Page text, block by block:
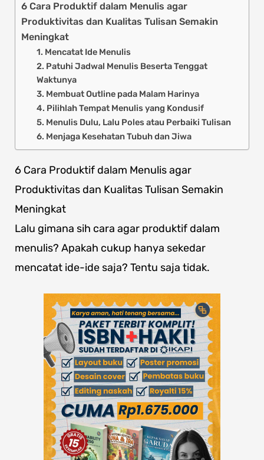
6 Cara Produktif dalam Menulis agar
Produktivitas dan Kualitas Tulisan Semakin
Meningkat
1. Mencatat Ide Menulis
2. Patuhi Jadwal Menulis Beserta Tenggat
Waktunya
3. Membuat Outline pada Malam Harinya
4. Pilihlah Tempat Menulis yang Kondusif
5. Menulis Dulu, Lalu Poles atau Perbaiki Tulisan
6. Menjaga Kesehatan Tubuh dan Jiwa
6 Cara Produktif dalam Menulis agar
Produktivitas dan Kualitas Tulisan Semakin
Meningkat
Lalu gimana sih cara agar produktif dalam
menulis? Apakah cukup hanya sekedar
mencatat ide-ide saja? Tentu saja tidak.